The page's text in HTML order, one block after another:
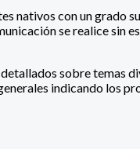
nativos con un grado
se realice sin
sobre temas
indicando los